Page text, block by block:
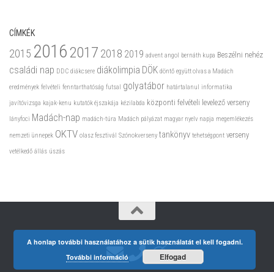
CÍMKÉK
2015 20162017 2018 2019 advent angol bernáth kupa Beszélni nehéz
családi nap DDC diákcsere diákolimpia DÖK döntő együtt olvas a Madách
eredmények felvételi fenntarthatóság futsal golyatábor határtalanul informatika
javítóvizsga kajak-kenu kutatók éjszakája kézilabda központi felvételi levelező verseny
lányfoci Madách-nap madách-túra Madách pályázat magyar nyelv napja megemlékezés
nemzeti ünnepek OKTV olasz fesztivál Szónokverseny tankönyv tehetségpont verseny
vetélkedő állás úszás
A honlap további használatához a sütik használatát el kell fogadni.
További információ
Elfogad